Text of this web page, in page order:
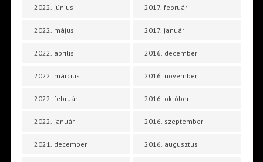
2022. június
2022. május
2022. április
2022. március
2022. február
2022. január
2021. december
2017. február
2017. január
2016. december
2016. november
2016. október
2016. szeptember
2016. augusztus